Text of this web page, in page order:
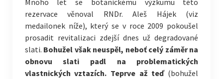
Mnoho let se botanickému výzkumu této
rezervace věnoval RNDr. Aleš Hájek (viz
medailonek níže), který se v roce 2009 pokoušel
prosadit revitalizaci zdejší dnes už degradované
slati. Bohužel však neuspěl, neboť celý záměr na
obnovu slati padl na problematických
vlastnických vztazích. Teprve až teď(bohužel